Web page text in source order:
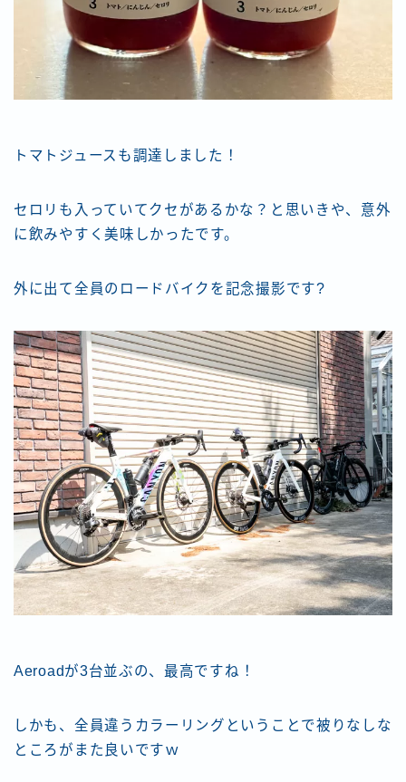
トマトジュースも調達しました！
セロリも入っていてクセがあるかな？と思いきや、意外
に飲みやすく美味しかったです。
外に出て全員のロードバイクを記念撮影です?
Aeroadが3台並ぶの、最高ですね！
しかも、全員違うカラーリングということで被りなしな
ところがまた良いですｗ